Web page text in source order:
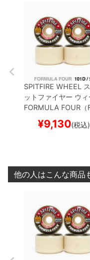
SPITFIRE WHEEL
ットファイヤー ウ
FORMULA FOUR（
101D CONICAL FULL
6mm¥9,130(税込)
他の人はこんな商品